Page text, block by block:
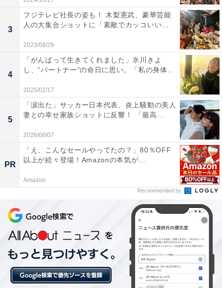
3
フジテレビ社長の姿も！ 木梨憲武、豪華芸能
人の大集合ショットに「素敵でカッコいい...
2023/09/29
4
「がんばって生きてくれました」氷川きよ
し、“パートナー”の命日に思い。「私の身体...
2025/02/17
5
「涙出た」サッカー日本代表、炎上騒動の美人
妻との幸せ家族ショットに反響！ 「最高...
2026/08/07
PR
「え、こんなセールやってたの？」80％OFF
以上が続々登場！Amazonの本気が...
Amazon
Recommended by